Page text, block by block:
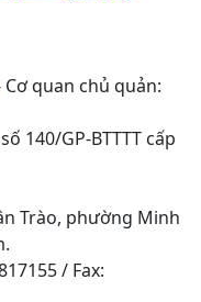
Cơ quan chủ quản:
140/GP-BTTTT cấp
Trào, phường Minh
/ Fax: